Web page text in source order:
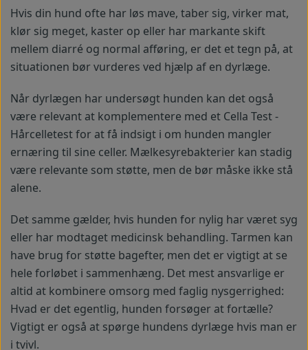
Hvis din hund ofte har løs mave, taber sig, virker mat,
klør sig meget, kaster op eller har markante skift
mellem diarré og normal afføring, er det et tegn på, at
situationen bør vurderes ved hjælp af en dyrlæge.
Når dyrlægen har undersøgt hunden kan det også
være relevant at komplementere med et Cella Test -
Hårcelletest for at få indsigt i om hunden mangler
ernæring til sine celler. Mælkesyrebakterier kan stadig
være relevante som støtte, men de bør måske ikke stå
alene.
Det samme gælder, hvis hunden for nylig har været syg
eller har modtaget medicinsk behandling. Tarmen kan
have brug for støtte bagefter, men det er vigtigt at se
hele forløbet i sammenhæng. Det mest ansvarlige er
altid at kombinere omsorg med faglig nysgerrighed:
Hvad er det egentlig, hunden forsøger at fortælle?
Vigtigt er også at spørge hundens dyrlæge hvis man er
i tvivl.